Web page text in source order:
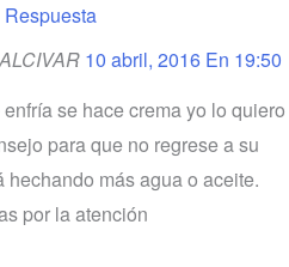
Respuesta
10 abril, 2016 En 19:50
se hace crema yo lo quiero
para que no regrese a su
hechando más agua o aceite.
por la atención